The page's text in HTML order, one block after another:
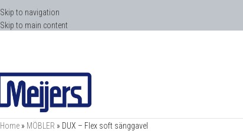
Skip to navigation
Skip to main content
Home » MÖBLER » DUX – Flex soft sänggavel